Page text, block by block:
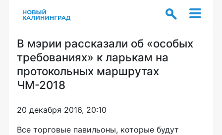
В мэрии рассказали об «особых
требованиях» к ларькам на
протокольных маршрутах
ЧМ-2018
20 декабря 2016, 20:10
Все торговые павильоны, которые будут